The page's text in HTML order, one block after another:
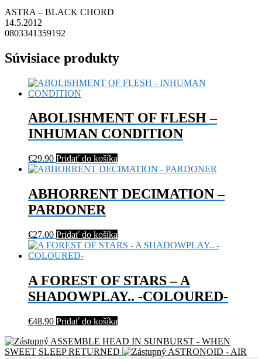
ASTRA – BLACK CHORD
14.5.2012
0803341359192
Súvisiace produkty
ABOLISHMENT OF FLESH –
INHUMAN CONDITION
€29.90 Pridať do košíka
ABHORRENT DECIMATION –
PARDONER
€27.00 Pridať do košíka
A FOREST OF STARS – A
SHADOWPLAY.. -COLOURED-
€48.90 Pridať do košíka
ASSEMBLE HEAD IN SUNBURST - WHEN
SWEET SLEEP RETURNED
ASTRONOID - AIR